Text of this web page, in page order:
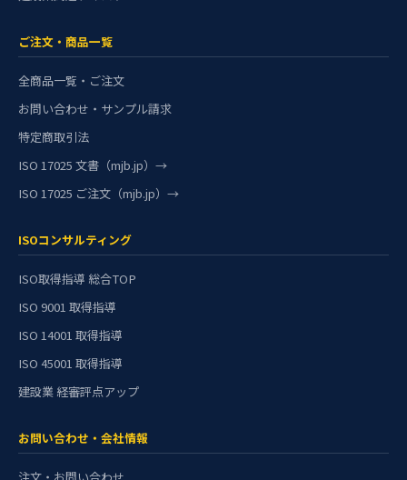
ご注文・商品一覧
全商品一覧・ご注文
お問い合わせ・サンプル請求
特定商取引法
ISO 17025 文書（mjb.jp）→
ISO 17025 ご注文（mjb.jp）→
ISOコンサルティング
ISO取得指導 総合TOP
ISO 9001 取得指導
ISO 14001 取得指導
ISO 45001 取得指導
建設業 経審評点アップ
お問い合わせ・会社情報